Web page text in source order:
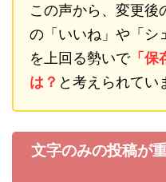
この声から、変更後
の「いいね」や「シ
を上回る勢いで「保
は？ と考えられてい
文字のみの投稿が